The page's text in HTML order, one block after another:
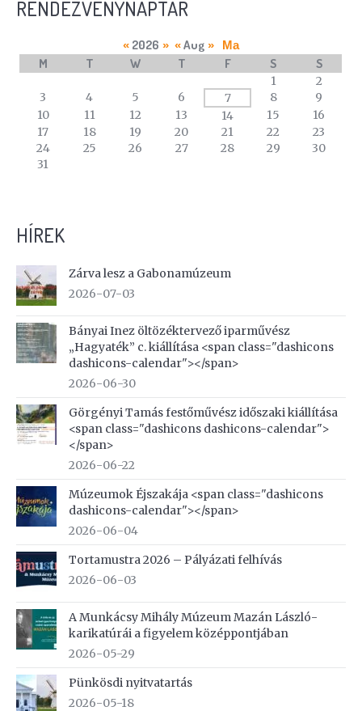
RENDEZVÉNYNAPTÁR
calendar
events
« 2026 » « Aug » Ma
M T W T F S S
1
2
3
4 5 6 7 8
9
10
11 12 13 14 15
16
17
18 19 20 21 22
23
24
25 26 27 28 29
30
31
HÍREK
Zárva lesz a Gabonamúzeum
2026-07-03
Bányai Inez öltözéktervező iparművész
„Hagyaték” c. kiállítása <span class="dashicons
dashicons-calendar"></span>
2026-06-30
Görgényi Tamás festőművész időszaki kiállítása
<span class="dashicons dashicons-calendar">
</span>
2026-06-22
Múzeumok Éjszakája <span class="dashicons
dashicons-calendar"></span>
2026-06-04
Tortamustra 2026 – Pályázati felhívás
2026-06-03
A Munkácsy Mihály Múzeum Mazán László-
karikatúrái a figyelem középpontjában
2026-05-29
Pünkösdi nyitvatartás
2026-05-18